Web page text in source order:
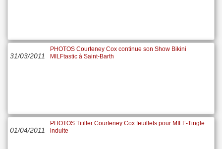
31/03/2011
PHOTOS Courteney Cox continue son Show Bikini
MILFtastic à Saint-Barth
01/04/2011
PHOTOS Titiller Courteney Cox feuillets pour MILF-Tingle
induite